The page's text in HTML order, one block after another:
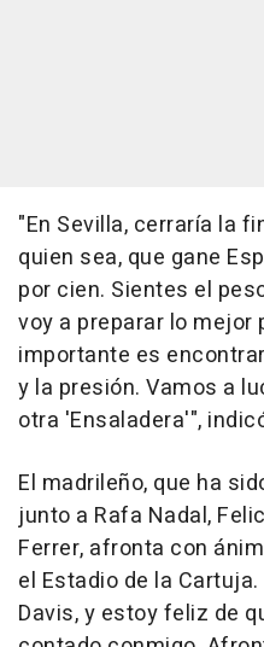
"En Sevilla, cerraría la
quien sea, que gane
por cien. Sientes el
voy a preparar lo mejor
importante es
y la presión. Vamos a
otra 'Ensaladera'",
El madrileño, que ha
junto a Rafa Nadal,
Ferrer, afronta con
el Estadio de la
Davis, y estoy feliz de